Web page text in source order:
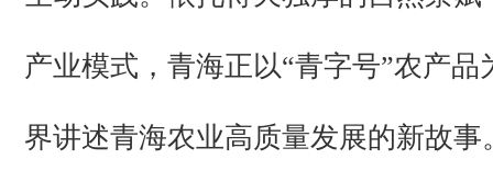
产业模式，青海正以“青字号”农产品
界讲述青海农业高质量发展的新故事